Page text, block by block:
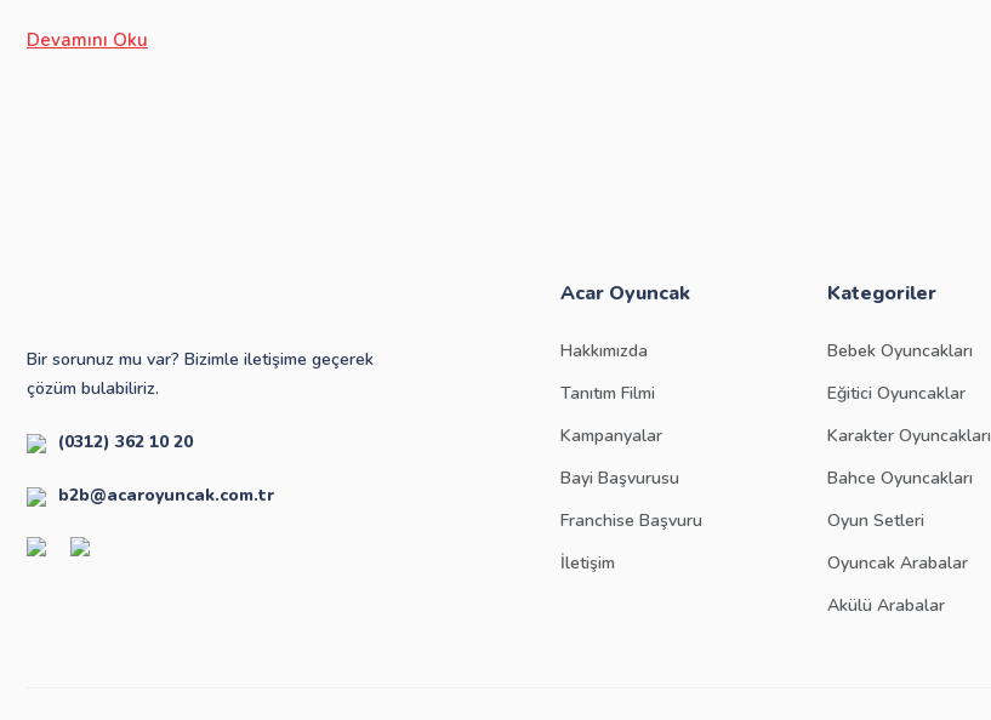
Devamını Oku
Bir sorunuz mu var? Bizimle iletişime geçerek
çözüm bulabiliriz.
(0312) 362 10 20
b2b@acaroyuncak.com.tr
Acar Oyuncak
Hakkımızda
Tanıtım Filmi
Kampanyalar
Bayi Başvurusu
Franchise Başvuru
İletişim
Kategoriler
Bebek Oyuncakları
Eğitici Oyuncaklar
Karakter Oyuncakları
Bahce Oyuncakları
Oyun Setleri
Oyuncak Arabalar
Akülü Arabalar